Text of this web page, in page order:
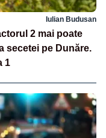
Iulian Budusan
2 mai poate
secetei pe Dunăre.
1